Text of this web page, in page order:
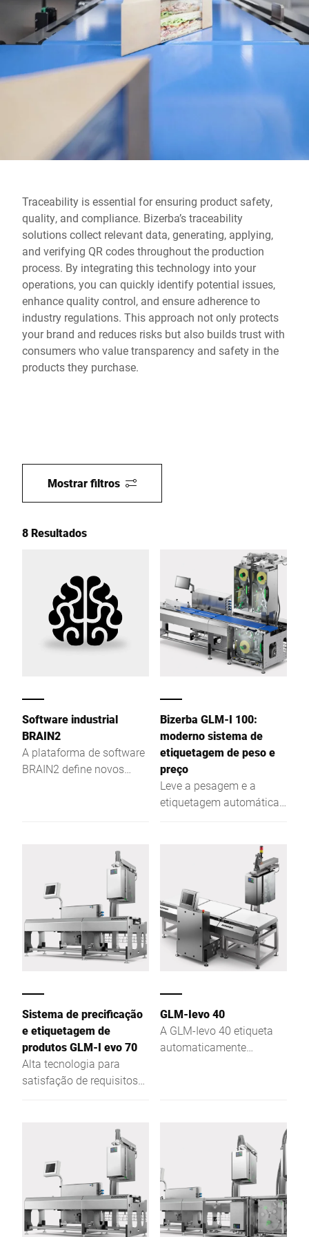
Site global
Traceability is essential for ensuring product safety,
quality, and compliance. Bizerba’s traceability
solutions collect relevant data, generating, applying,
and verifying QR codes throughout the production
process. By integrating this technology into your
operations, you can quickly identify potential issues,
enhance quality control, and ensure adherence to
industry regulations. This approach not only protects
your brand and reduces risks but also builds trust with
consumers who value transparency and safety in the
products they purchase.
Mostrar filtros
8 Resultados
Software industrial
BRAIN2
A plataforma de software
BRAIN2 define novos
Bizerba GLM-I 100:
moderno sistema de
etiquetagem de peso e
preço
Leve a pesagem e a
etiquetagem automáticas
nível no setor alimentício
industrial: um design
modular e etiquetadoras
que economizam espaço
reduzem
significativamente o
comprimento do sistema
em sistemas com várias
Sistema de precificação
e etiquetagem de
produtos GLM-I evo 70
Alta tecnologia para
satisfação de requisitos
clientes em termos de
GLM-Ievo 40
A GLM-Ievo 40 etiqueta
automaticamente
produtos a etiquetar ou a
posição, o tamanho e a
forma das etiquetas.
Outra vantagem do
modelo GLM-Ievo 40: o
seu design robusto e